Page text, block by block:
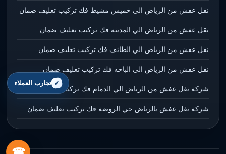
نقل عفش من الرياض الي خميس مشيط فك تركيب تعليف ضمان
نقل عفش من الرياض الي المدينه فك تركيب تعليف ضمان
نقل عفش من الرياض الي الطائف فك تركيب تعليف ضمان
نقل عفش من الرياض الي الباحه فك تركيب تعليف ضمان
شركة نقل عفش من الرياض الي الدمام فك تركيب تعليف ضمان
شركة نقل عفش بالرياض حي الروضة فك تركيب تعليف ضمان
تجارب العملاء